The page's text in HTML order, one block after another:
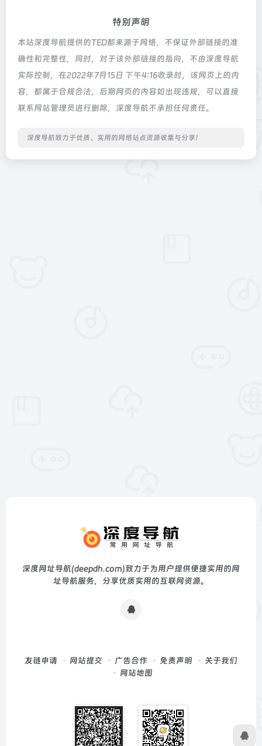
特别声明
本站深度导航提供的TED都来源于网络，不保证外部链接的准
确性和完整性，同时，对于该外部链接的指向，不由深度导航
实际控制，在2022年7月15日 下午4:16收录时，该网页上的内
容，都属于合规合法，后期网页的内容如出现违规，可以直接
联系网站管理员进行删除，深度导航不承担任何责任。
深度导航致力于优质、实用的网络站点资源收集与分享！
深度网址导航(deepdh.com)致力于为用户提供便捷实用的网
址导航服务，分享优质实用的互联网资源。
友链申请 网站提交 广告合作 免责声明
关于我们
网站地图